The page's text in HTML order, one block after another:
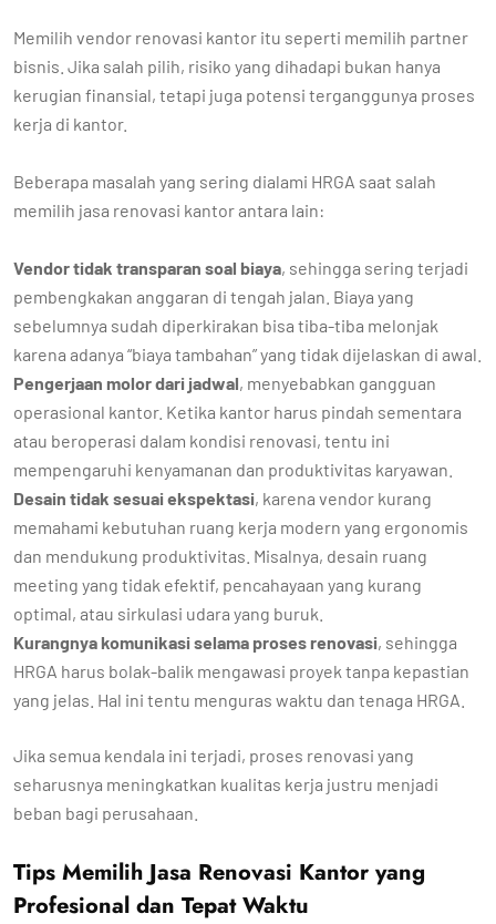
Memilih vendor renovasi kantor itu seperti memilih partner
bisnis. Jika salah pilih, risiko yang dihadapi bukan hanya
kerugian finansial, tetapi juga potensi terganggunya proses
kerja di kantor.
Beberapa masalah yang sering dialami HRGA saat salah
memilih jasa renovasi kantor antara lain:
Vendor tidak transparan soal biaya, sehingga sering terjadi
pembengkakan anggaran di tengah jalan. Biaya yang
sebelumnya sudah diperkirakan bisa tiba-tiba melonjak
karena adanya “biaya tambahan” yang tidak dijelaskan di awal.
Pengerjaan molor dari jadwal, menyebabkan gangguan
operasional kantor. Ketika kantor harus pindah sementara
atau beroperasi dalam kondisi renovasi, tentu ini
mempengaruhi kenyamanan dan produktivitas karyawan.
Desain tidak sesuai ekspektasi, karena vendor kurang
memahami kebutuhan ruang kerja modern yang ergonomis
dan mendukung produktivitas. Misalnya, desain ruang
meeting yang tidak efektif, pencahayaan yang kurang
optimal, atau sirkulasi udara yang buruk.
Kurangnya komunikasi selama proses renovasi, sehingga
HRGA harus bolak-balik mengawasi proyek tanpa kepastian
yang jelas. Hal ini tentu menguras waktu dan tenaga HRGA.
Jika semua kendala ini terjadi, proses renovasi yang
seharusnya meningkatkan kualitas kerja justru menjadi
beban bagi perusahaan.
Tips Memilih Jasa Renovasi Kantor yang
Profesional dan Tepat Waktu